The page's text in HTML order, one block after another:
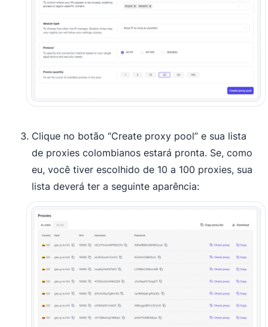
Clique no botão “Create proxy pool” e sua lista
de proxies colombianos estará pronta. Se, como
eu, você tiver escolhido de 10 a 100 proxies, sua
lista deverá ter a seguinte aparência: